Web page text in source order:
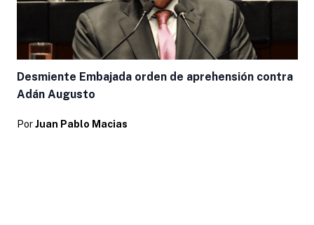
Desmiente Embajada orden de aprehensión contra
Adán Augusto
Por Juan Pablo Macias